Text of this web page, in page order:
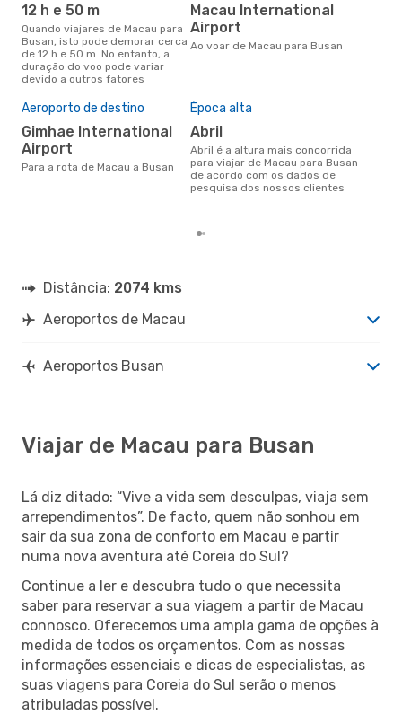
12 h e 50 m
Quando viajares de Macau para
Busan, isto pode demorar cerca
de 12 h e 50 m. No entanto, a
duração do voo pode variar
devido a outros fatores
Macau International
Airport
Ao voar de Macau para Busan
Aeroporto de destino
Gimhae International
Airport
Para a rota de Macau a Busan
Época alta
abril
abril é a altura mais concorrida
para viajar de Macau para Busan
de acordo com os dados de
pesquisa dos nossos clientes
Distância: 2074 kms
Aeroportos de Macau
Aeroportos Busan
Viajar de Macau para Busan
Lá diz ditado: “Vive a vida sem desculpas, viaja sem
arrependimentos”. De facto, quem não sonhou em
sair da sua zona de conforto em Macau e partir
numa nova aventura até Coreia do Sul?
Continue a ler e descubra tudo o que necessita
saber para reservar a sua viagem a partir de Macau
connosco. Oferecemos uma ampla gama de opções à
medida de todos os orçamentos. Com as nossas
informações essenciais e dicas de especialistas, as
suas viagens para Coreia do Sul serão o menos
atribuladas possível.